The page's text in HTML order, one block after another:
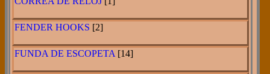
FENDER HOOKS [2]
FUNDA DE ESCOPETA [14]